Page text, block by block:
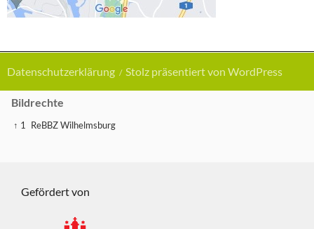
Datenschutzerklärung Stolz präsentiert von WordPress
Bildrechte
↑ 1 ReBBZ Wilhelmsburg
Gefördert von